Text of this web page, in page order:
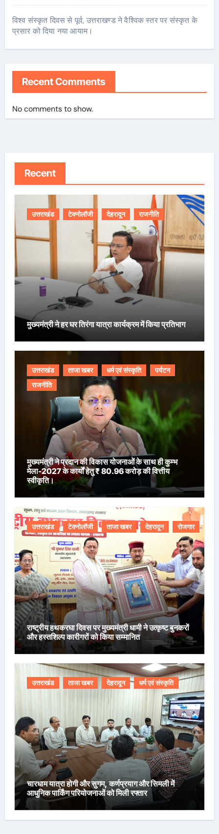
विश्व संस्कृत दिवस से पूर्व, उत्तराखण्ड ने वैश्विक स्तर पर संस्कृत के
प्रसार को दिया नया आयाम।
Recent Comments
No comments to show.
Recent
उत्तराखंड टेक्नोलॉजी देहरादून राजनीति
मुख्यमंत्री ने हर घर तिरंगा यात्रा कार्यक्रम में किया प्रतिभाग
उत्तराखंड ताजा खबर धर्म एवं संस्कृति
पर्यटन
राजनीति
मुख्यमंत्री ने प्रदान की विकास योजनाओं के साथ ही कुम्भ
मेला-2027 के कार्यों हेतु ₹ 80.96 करोड़ की वित्तीय
स्वीकृति।
उत्तराखंड टेक्नोलॉजी ताजा खबर देहरादून रोजगार
राष्ट्रीय हथकरघा दिवस पर मुख्यमंत्री धामी ने उत्कृष्ट बुनकरों
और हस्तशिल्प कारीगरों को किया सम्मानित
उत्तराखंड ताजा खबर देहरादून धर्म एवं संस्कृति
चारधाम यात्रा होगी और सुगम, कर्णप्रयाग और सिमली में
आधुनिक पार्किंग परियोजनाओं को मिली रफ्तार